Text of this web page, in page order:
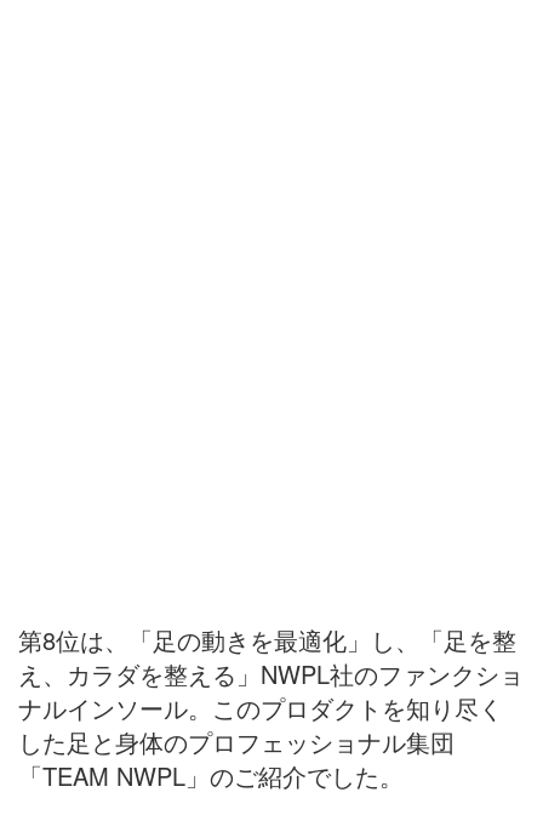
第8位は、「足の動きを最適化」し、「足を整
え、カラダを整える」NWPL社のファンクショ
ナルインソール。このプロダクトを知り尽く
した足と身体のプロフェッショナル集団
「TEAM NWPL」のご紹介でした。